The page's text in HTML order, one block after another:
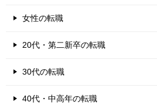
女性の転職
20代・第二新卒の転職
30代の転職
40代・中高年の転職